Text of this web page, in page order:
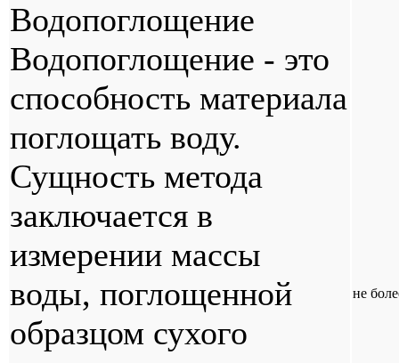
Водопоглощение
Водопоглощение - это
способность материала
поглощать воду.
Сущность метода
заключается в
измерении массы
воды, поглощенной
образцом сухого
не